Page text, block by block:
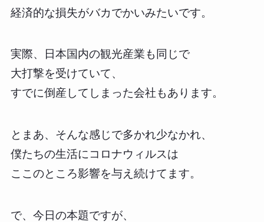
経済的な損失がバカでかいみたいです。
実際、日本国内の観光産業も同じで
大打撃を受けていて、
すでに倒産してしまった会社もあります。
とまあ、そんな感じで多かれ少なかれ、
僕たちの生活にコロナウィルスは
ここのところ影響を与え続けてます。
で、今日の本題ですが、